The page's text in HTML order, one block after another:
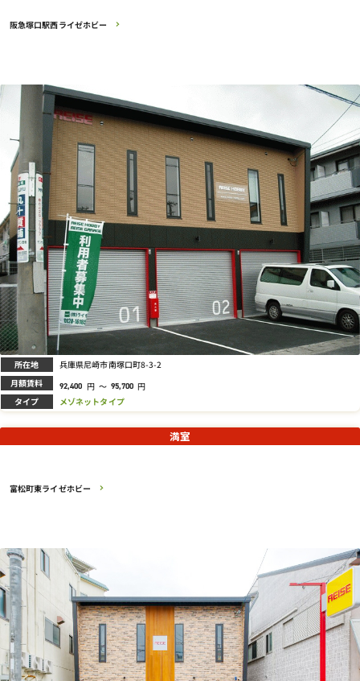
阪急塚口駅西ライゼホビー
所在地 兵庫県尼崎市南塚口町8-3-2
月額賃料 92,400 円 ～ 95,700 円
タイプ メゾネットタイプ
富松町東ライゼホビー
満室